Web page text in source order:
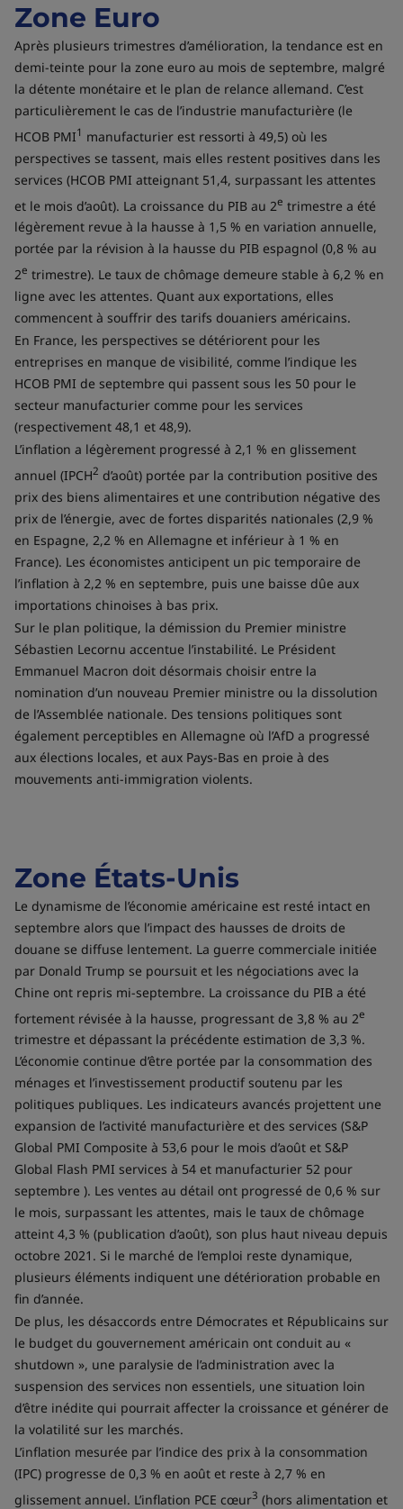
Zone Euro
Après plusieurs trimestres d’amélioration, la tendance est en
demi-teinte pour la zone euro au mois de septembre, malgré
la détente monétaire et le plan de relance allemand. C’est
particulièrement le cas de l’industrie manufacturière (le
HCOB PMI1 manufacturier est ressorti à 49,5) où les
perspectives se tassent, mais elles restent positives dans les
services (HCOB PMI atteignant 51,4, surpassant les attentes
et le mois d’août). La croissance du PIB au 2e trimestre a été
légèrement revue à la hausse à 1,5 % en variation annuelle,
portée par la révision à la hausse du PIB espagnol (0,8 % au
2e trimestre). Le taux de chômage demeure stable à 6,2 % en
ligne avec les attentes. Quant aux exportations, elles
commencent à souffrir des tarifs douaniers américains.
En France, les perspectives se détériorent pour les
entreprises en manque de visibilité, comme l’indique les
HCOB PMI de septembre qui passent sous les 50 pour le
secteur manufacturier comme pour les services
(respectivement 48,1 et 48,9).
L’inflation a légèrement progressé à 2,1 % en glissement
annuel (IPCH2 d’août) portée par la contribution positive des
prix des biens alimentaires et une contribution négative des
prix de l’énergie, avec de fortes disparités nationales (2,9 %
en Espagne, 2,2 % en Allemagne et inférieur à 1 % en
France). Les économistes anticipent un pic temporaire de
l’inflation à 2,2 % en septembre, puis une baisse dûe aux
importations chinoises à bas prix.
Sur le plan politique, la démission du Premier ministre
Sébastien Lecornu accentue l’instabilité. Le Président
Emmanuel Macron doit désormais choisir entre la
nomination d’un nouveau Premier ministre ou la dissolution
de l’Assemblée nationale. Des tensions politiques sont
également perceptibles en Allemagne où l’AfD a progressé
aux élections locales, et aux Pays-Bas en proie à des
mouvements anti-immigration violents.
Zone États-Unis
Le dynamisme de l’économie américaine est resté intact en
septembre alors que l’impact des hausses de droits de
douane se diffuse lentement. La guerre commerciale initiée
par Donald Trump se poursuit et les négociations avec la
Chine ont repris mi-septembre. La croissance du PIB a été
fortement révisée à la hausse, progressant de 3,8 % au 2e
trimestre et dépassant la précédente estimation de 3,3 %.
L’économie continue d’être portée par la consommation des
ménages et l’investissement productif soutenu par les
politiques publiques. Les indicateurs avancés projettent une
expansion de l’activité manufacturière et des services (S&P
Global PMI Composite à 53,6 pour le mois d’août et S&P
Global Flash PMI services à 54 et manufacturier 52 pour
septembre ). Les ventes au détail ont progressé de 0,6 % sur
le mois, surpassant les attentes, mais le taux de chômage
atteint 4,3 % (publication d’août), son plus haut niveau depuis
octobre 2021. Si le marché de l’emploi reste dynamique,
plusieurs éléments indiquent une détérioration probable en
fin d’année.
De plus, les désaccords entre Démocrates et Républicains sur
le budget du gouvernement américain ont conduit au «
shutdown », une paralysie de l’administration avec la
suspension des services non essentiels, une situation loin
d’être inédite qui pourrait affecter la croissance et générer de
la volatilité sur les marchés.
L’inflation mesurée par l’indice des prix à la consommation
(IPC) progresse de 0,3 % en août et reste à 2,7 % en
glissement annuel. L’inflation PCE cœur3 (hors alimentation et